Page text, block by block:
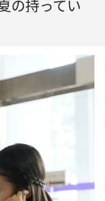
の持ってい